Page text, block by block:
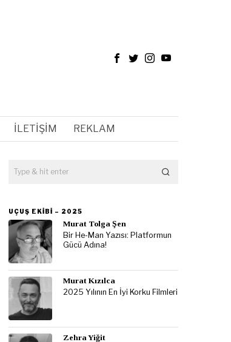
İLETIŞIM REKLAM
UÇUŞ EKIBI – 2025
Murat Tolga Şen
Bir He-Man Yazısı: Platformun
Gücü Adına!
Murat Kızılca
2025 Yılının En İyi Korku Filmleri
Zehra Yiğit